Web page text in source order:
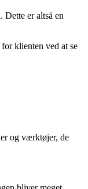
Dette er altså en
klienten ved at se
og værktøjer, de